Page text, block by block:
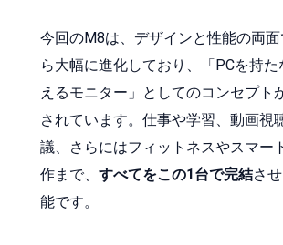
今回のM8は、デザインと性能の両
ら大幅に進化しており、「PCを持
えるモニター」としてのコンセプト
されています。仕事や学習、動画視
議、さらにはフィットネスやスマー
作まで、 すべてをこの1台で完結さ
能です。